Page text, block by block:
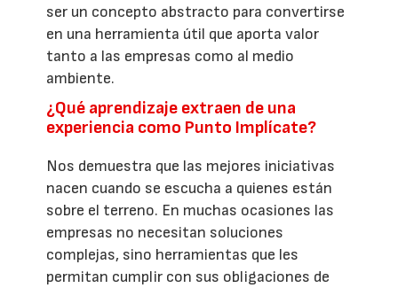
ser un concepto abstracto para convertirse
en una herramienta útil que aporta valor
tanto a las empresas como al medio
ambiente.
¿Qué aprendizaje extraen de una
experiencia como Punto Implícate?
Nos demuestra que las mejores iniciativas
nacen cuando se escucha a quienes están
sobre el terreno. En muchas ocasiones las
empresas no necesitan soluciones
complejas, sino herramientas que les
permitan cumplir con sus obligaciones de